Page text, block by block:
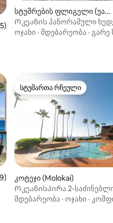
5‑დან 4,99, 155
სტუმრების ფლიგელი (უაი
ლეა)
Ოკეანის პანორამული
პირადი ოჰანა
ოჯახი · მდებარეობა · გარე
5‑დან 4,94, 169
სტუმართა რჩეული
სტუმართა რჩეული
კოტეჯი (Molokai)
Ოკეანისპირა 2-
საძინებლიანი კოტეჯი,
მდებარეობა · ოჯახი ·